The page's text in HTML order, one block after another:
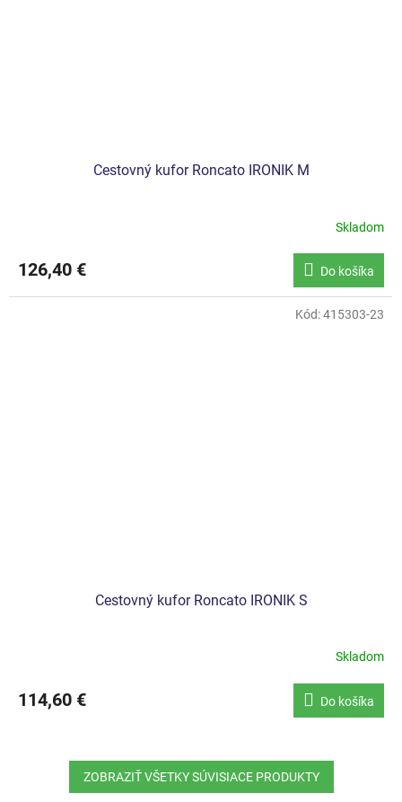
Cestovný kufor Roncato IRONIK M
Skladom
126,40 € Do košíka
Cestovný kufor Roncato IRONIK S
Skladom
114,60 € Do košíka
Kód:415303-23
ZOBRAZIŤ VŠETKY SÚVISIACE PRODUKTY